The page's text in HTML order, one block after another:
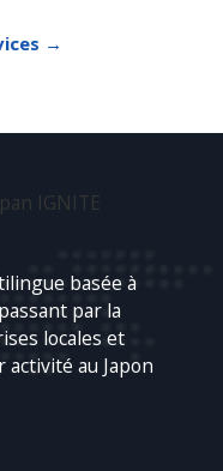
→
basée à
par la
locales et
au Japon